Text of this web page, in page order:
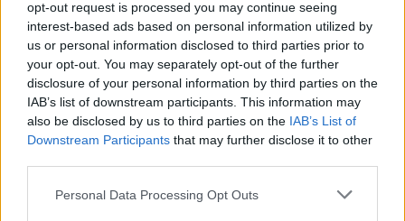
opt-out request is processed you may continue seeing
interest-based ads based on personal information utilized by
us or personal information disclosed to third parties prior to
your opt-out. You may separately opt-out of the further
disclosure of your personal information by third parties on the
IAB’s list of downstream participants. This information may
also be disclosed by us to third parties on the IAB’s List of
Downstream Participants that may further disclose it to other
Personal Data Processing Opt Outs